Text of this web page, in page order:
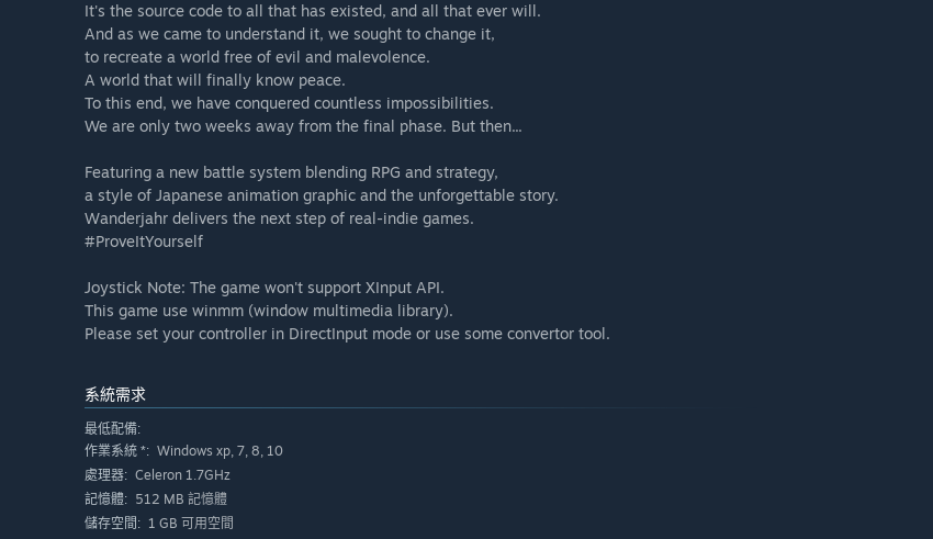
It's the source code to all that has existed, and all that ever will.
And as we came to understand it, we sought to change it,
to recreate a world free of evil and malevolence.
A world that will finally know peace.
To this end, we have conquered countless impossibilities.
We are only two weeks away from the final phase. But then...
Featuring a new battle system blending RPG and strategy,
a style of Japanese animation graphic and the unforgettable story.
Wanderjahr delivers the next step of real-indie games.
#ProveItYourself
Joystick Note: The game won't support XInput API.
This game use winmm (window multimedia library).
Please set your controller in DirectInput mode or use some convertor tool.
系統需求
最低配備:
作業系統 *: Windows xp, 7, 8, 10
處理器: Celeron 1.7GHz
記憶體: 512 MB 記憶體
儲存空間: 1 GB 可用空間